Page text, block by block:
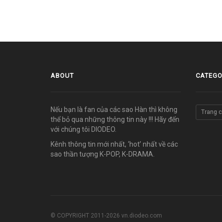
ABOUT
Nếu bạn là fan của các sao Hàn thì không
thể bỏ qua những thông tin này !!! Hãy đến
với chúng tôi DIODEO.
Kênh thông tin mới nhất, ‘hot’ nhất về các
sao thần tượng K-POP, K-DRAMA.
Trang
© COPYRIGHT 2011-2026 vn.diodeo.com